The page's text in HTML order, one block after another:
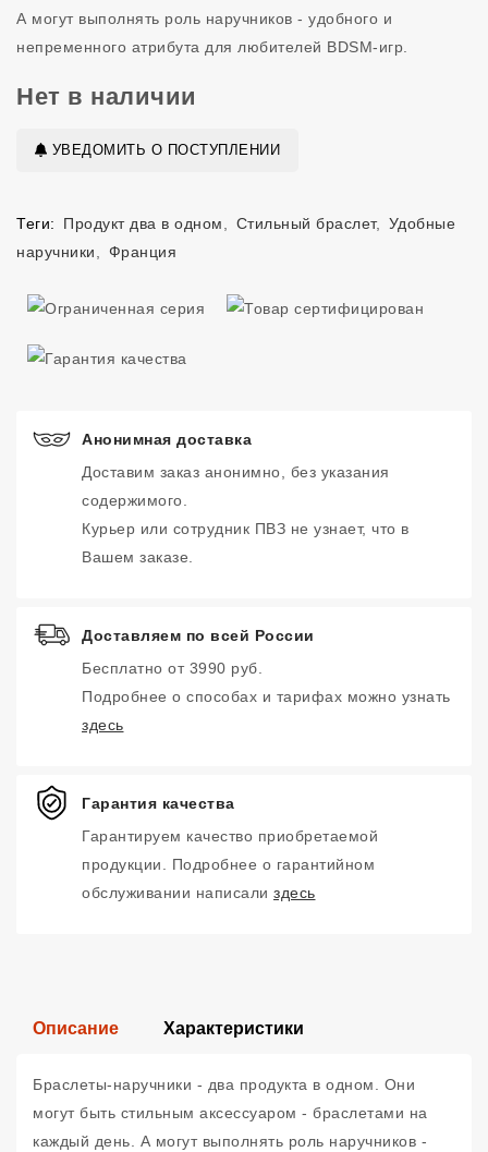
А могут выполнять роль наручников - удобного и
непременного атрибута для любителей BDSM-игр.
Нет в наличии
УВЕДОМИТЬ О ПОСТУПЛЕНИИ
Теги: Продукт два в одном Стильный браслет, Удобные
наручники
Франция
Анонимная доставка
Доставим заказ анонимно, без указания
содержимого.
Курьер или сотрудник ПВЗ не узнает, что в
Вашем заказе.
Доставляем по всей России
Бесплатно от 3990 руб.
Подробнее о способах и тарифах можно узнать
здесь
Гарантия качества
Гарантируем качество приобретаемой
продукции. Подробнее о гарантийном
обслуживании написали здесь
Описание Характеристики
Браслеты-наручники - два продукта в одном. Они
могут быть стильным аксессуаром - браслетами на
каждый день. А могут выполнять роль наручников -